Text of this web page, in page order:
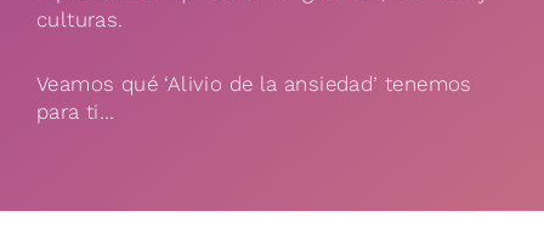
culturas.
Veamos qué ‘Alivio de la ansiedad’ tenemos
para ti…